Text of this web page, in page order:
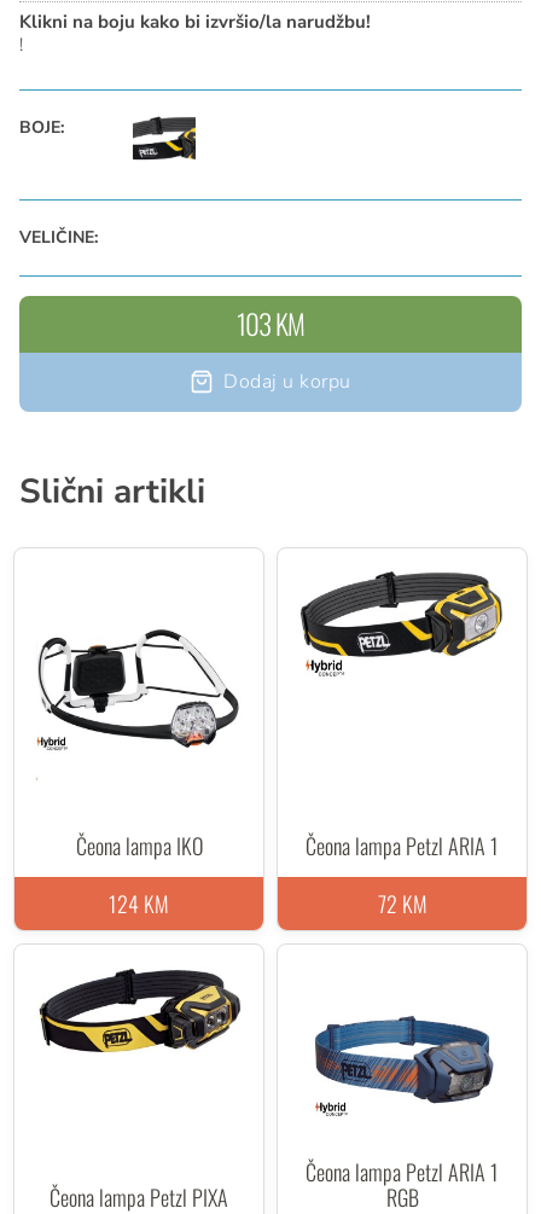
Klikni na boju kako bi izvršio/la narudžbu!
!
BOJE:
VELIČINE:
103 KM
Dodaj u korpu
Slični artikli
Čeona lampa IKO
124 KM
Čeona lampa Petzl ARIA 1
72 KM
Čeona lampa Petzl PIXA
Čeona lampa Petzl ARIA 1
RGB